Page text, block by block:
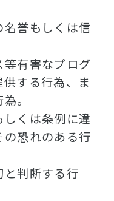
誉もしくは信
有害なプログ
する行為、ま
。
くは条例に違
恐れのある行
判断する行